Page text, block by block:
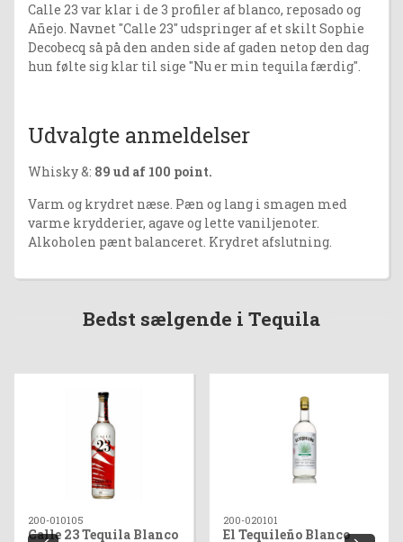
Calle 23 var klar i de 3 profiler af blanco, reposado og
Añejo. Navnet "Calle 23" udspringer af et skilt Sophie
Decobecq så på den anden side af gaden netop den dag
hun følte sig klar til sige "Nu er min tequila færdig".
Udvalgte anmeldelser
Whisky &: 89 ud af 100 point.
Varm og krydret næse. Pæn og lang i smagen med
varme krydderier, agave og lette vaniljenoter.
Alkoholen pænt balanceret. Krydret afslutning.
Bedst sælgende i Tequila
200-010105
Calle 23 Tequila Blanco
200-020101
El Tequileño Blanco